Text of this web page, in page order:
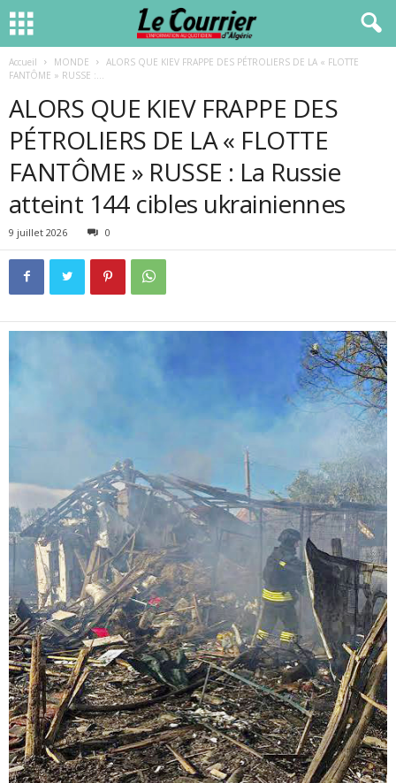
Accueil MONDE
ALORS QUE KIEV FRAPPE DES PÉTROLIERS DE LA « FLOTTE
FANTÔME » RUSSE :...
ALORS QUE KIEV FRAPPE DES
PÉTROLIERS DE LA « FLOTTE
FANTÔME » RUSSE : La Russie
atteint 144 cibles ukrainiennes
9 juillet 2026 0